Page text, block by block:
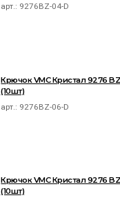
арт.: 9276BZ-04-D
Крючок VMC Кристал 9276
(10шт)
арт.: 9276BZ-06-D
Крючок VMC Кристал 9276
(10шт)